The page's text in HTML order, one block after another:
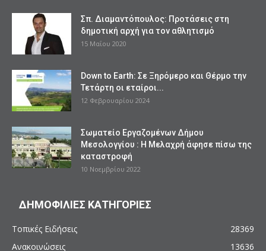
Σπ. Διαμαντόπουλος: Προτάσεις στη
δημοτική αρχή για τον αθλητισμό
15 Μαΐου 2020
Down to Earth: Σε Ξηρόμερο και Θέρμο την
Τετάρτη οι εταίροι...
12 Φεβρουαρίου 2024
Σωματείο Εργαζομένων Δήμου
Μεσολογγίου : Η Μελαχρή άφησε πίσω της
καταστροφή
10 Νοεμβρίου 2022
ΔΗΜΟΦΙΛΙΕΣ ΚΑΤΗΓΟΡΙΕΣ
Τοπικές Ειδήσεις
28369
Ανακοινώσεις
13636